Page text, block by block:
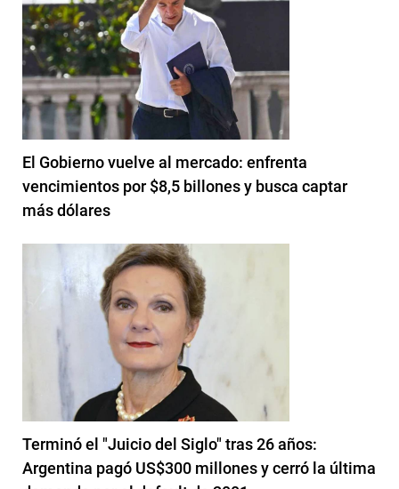
El Gobierno vuelve al mercado: enfrenta
vencimientos por $8,5 billones y busca captar
más dólares
Terminó el "Juicio del Siglo" tras 26 años:
Argentina pagó US$300 millones y cerró la última